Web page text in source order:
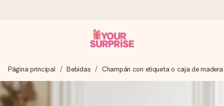
Preparamos tu regalo con cuidado y lo enviamos al vuelo,
para que lo entregues en el momento perfecto, cuando más
importa.
Página principal Bebidas Champán con etiqueta o caja de madera